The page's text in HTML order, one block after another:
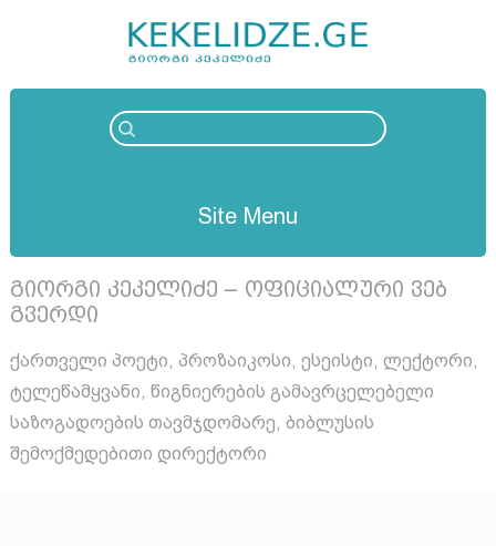
Site Menu
გიორგი კეკელიძე – ოფიციალური ვებ
გვერდი
ქართველი პოეტი, პროზაიკოსი, ესეისტი, ლექტორი,
ტელეწამყვანი, წიგნიერების გამავრცელებელი
საზოგადოების თავმჯდომარე, ბიბლუსის
შემოქმედებითი დირექტორი